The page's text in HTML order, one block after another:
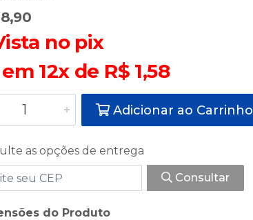
no pix
12x de R$ 1,58
Adicionar ao Carrinho
as opções de entrega
Consultar
do Produto